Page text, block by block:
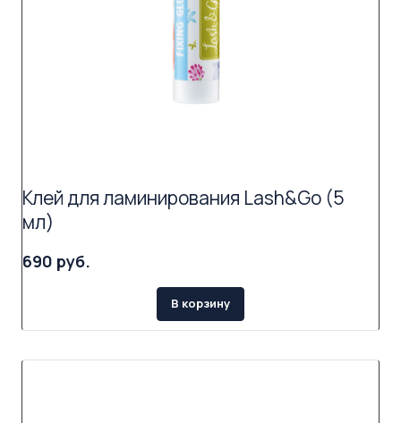
Клей для ламинирования Lash&Go (5
мл)
690 руб.
В корзину